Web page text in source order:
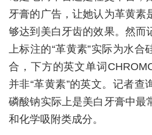
牙膏的广告，让她认为革黄素
够达到美白牙齿的效果。然而
上标注的“革黄素”实际为水
合，下方的英文单词
并非“革黄素”的英文。记者查
磷酸钠实际上是美白牙膏中最
和化学吸附类成分。